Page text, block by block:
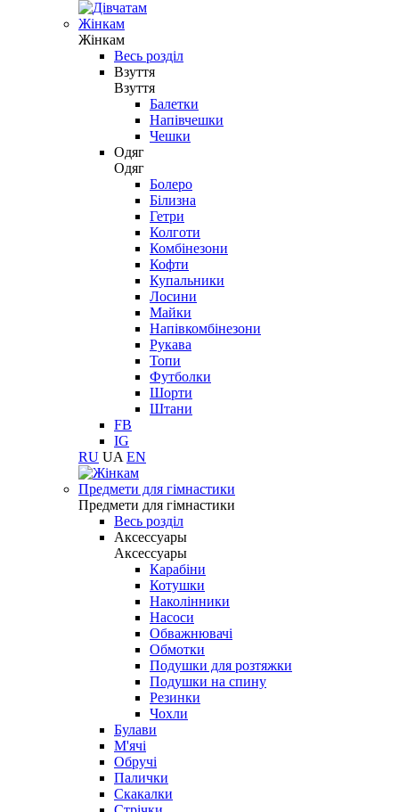
Жінкам
Жінкам
Весь розділ
Взуття
Взуття
Балетки
Напівчешки
Чешки
Одяг
Одяг
Болеро
Білизна
Гетри
Колготи
Комбінезони
Кофти
Купальники
Лосини
Майки
Напівкомбінезони
Рукава
Топи
Футболки
Шорти
Штани
FB
IG
RU UA EN
Предмети для гімнастики
Предмети для гімнастики
Весь розділ
Аксессуары
Аксессуары
Карабіни
Котушки
Наколінники
Насоси
Обважнювачі
Обмотки
Подушки для розтяжки
Подушки на спину
Резинки
Чохли
Булави
М'ячі
Обручі
Палички
Скакалки